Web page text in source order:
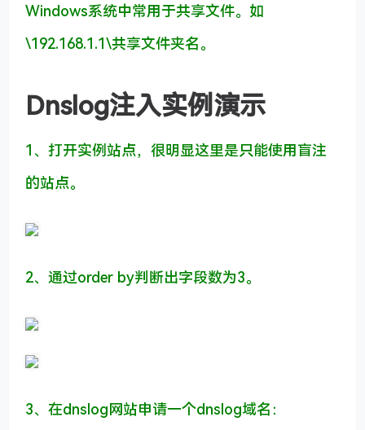
Windows系统中常用于共享文件。如
\192.168.1.1\共享文件夹名。
Dnslog注入实例演示
1、打开实例站点，很明显这里是只能使用盲注
的站点。
2、通过order by判断出字段数为3。
3、在dnslog网站申请一个dnslog域名：